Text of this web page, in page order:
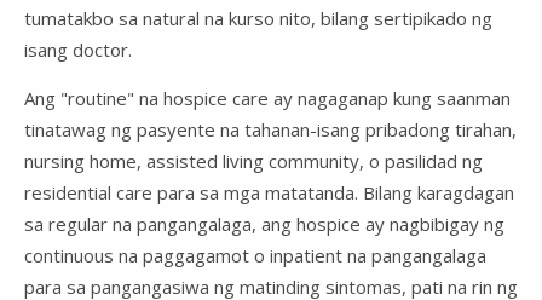
tumatakbo sa natural na kurso nito, bilang sertipikado ng
isang doctor.
Ang "routine" na hospice care ay nagaganap kung saanman
tinatawag ng pasyente na tahanan-isang pribadong tirahan,
nursing home, assisted living community, o pasilidad ng
residential care para sa mga matatanda. Bilang karagdagan
sa regular na pangangalaga, ang hospice ay nagbibigay ng
continuous na paggagamot o inpatient na pangangalaga
para sa pangangasiwa ng matinding sintomas, pati na rin ng